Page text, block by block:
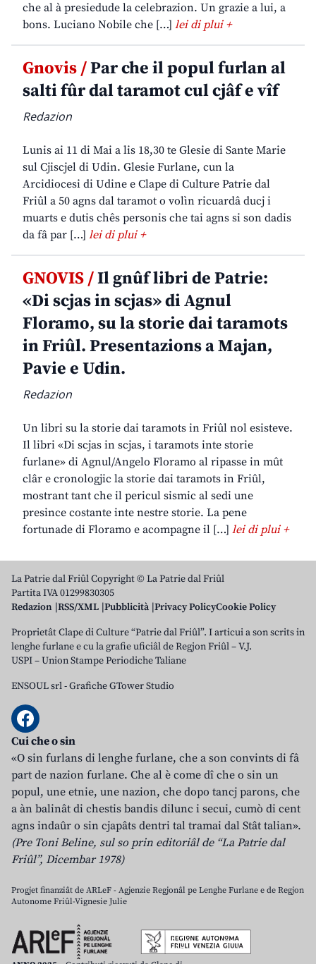
che al à presiedude la celebrazion. Un grazie a lui, a
bons. Luciano Nobile che […] lei di plui +
Gnovis /Par che il popul furlan al
salti fûr dal taramot cul cjâf e vîf
Redazion
Lunis ai 11 di Mai a lis 18,30 te Glesie di Sante Marie
sul Cjiscjel di Udin. Glesie Furlane, cun la
Arcidiocesi di Udine e Clape di Culture Patrie dal
Friûl a 50 agns dal taramot o volìn ricuardâ ducj i
muarts e dutis chês personis che tai agns si son dadis
da fâ par […] lei di plui +
GNOVIS /Il gnûf libri de Patrie:
«Di scjas in scjas» di Agnul
Floramo, su la storie dai taramots
in Friûl. Presentazions a Majan,
Pavie e Udin.
Redazion
Un libri su la storie dai taramots in Friûl nol esisteve.
Il libri «Di scjas in scjas, i taramots inte storie
furlane» di Agnul/Angelo Floramo al ripasse in mût
clâr e cronologjic la storie dai taramots in Friûl,
mostrant tant che il pericul sismic al sedi une
presince costante inte nestre storie. La pene
fortunade di Floramo e acompagne il […] lei di plui +
La Patrie dal Friûl Copyright © La Patrie dal Friûl
Partita IVA 01299830305
Redazion RSS/XML Pubblicità Privacy PolicyCookie Policy
Proprietât Clape di Culture “Patrie dal Friûl”. I articui a son scrits in
lenghe furlane e cu la grafie uficiâl de Regjon Friûl – V.J.
USPI – Union Stampe Periodiche Taliane
ENSOUL srl-Grafiche GTower Studio
Cui che o sin
«O sin furlans di lenghe furlane, che a son convints di fâ
part de nazion furlane. Che al è come dî che o sin un
popul, une etnie, une nazion, che dopo tancj parons, che
a àn balinât di chestis bandis dilunc i secui, cumò di cent
agns indaûr o sin cjapâts dentri tal tramai dal Stât talian».
(Pre Toni Beline, sul so prin editoriâl de “La Patrie dal
Friûl”, Dicembar 1978)
Progjet finanziât de ARLeF - Agjenzie Regjonâl pe Lenghe Furlane e de Regjon
Autonome Friûl-Vignesie Julie